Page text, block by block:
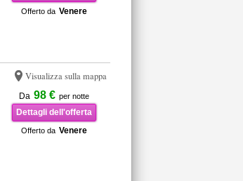
Offerto da Venere
Visualizza sulla mappa
Da 98 € per notte
Dettagli dell'offerta
Offerto da Venere